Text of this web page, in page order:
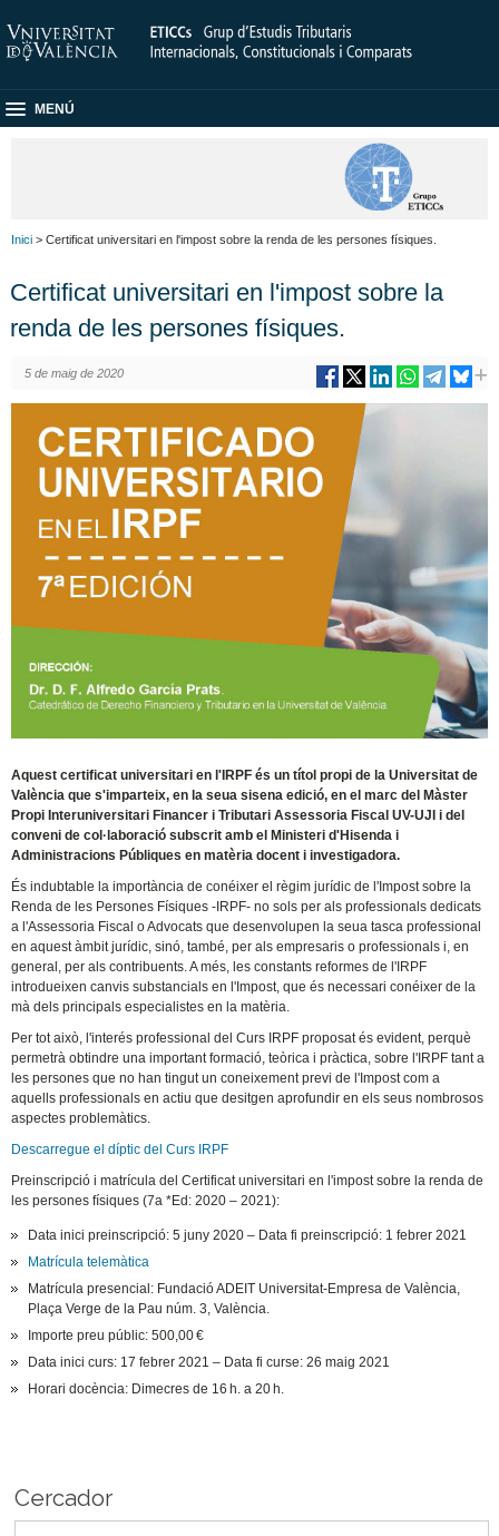
MENÚ
Inici > Certificat universitari en l'impost sobre la renda de les persones físiques.
Certificat universitari en l'impost sobre la
renda de les persones físiques.
5 de maig de 2020
Aquest certificat universitari en l'IRPF és un títol propi de la Universitat de
València que s'imparteix, en la seua sisena edició, en el marc del Màster
Propi Interuniversitari Financer i Tributari Assessoria Fiscal UV-UJI i del
conveni de col·laboració subscrit amb el Ministeri d'Hisenda i
Administracions Públiques en matèria docent i investigadora.
És indubtable la importància de conéixer el règim jurídic de l'Impost sobre la
Renda de les Persones Físiques -IRPF- no sols per als professionals dedicats
a l'Assessoria Fiscal o Advocats que desenvolupen la seua tasca professional
en aquest àmbit jurídic, sinó, també, per als empresaris o professionals i, en
general, per als contribuents. A més, les constants reformes de l'IRPF
introdueixen canvis substancials en l'Impost, que és necessari conéixer de la
mà dels principals especialistes en la matèria.
Per tot això, l'interés professional del Curs IRPF proposat és evident, perquè
permetrà obtindre una important formació, teòrica i pràctica, sobre l'IRPF tant a
les persones que no han tingut un coneixement previ de l'Impost com a
aquells professionals en actiu que desitgen aprofundir en els seus nombrosos
aspectes problemàtics.
Descarregue el díptic del Curs IRPF
Preinscripció i matrícula del Certificat universitari en l'impost sobre la renda de
les persones físiques (7a *Ed: 2020 – 2021):
Data inici preinscripció: 5 juny 2020 – Data fi preinscripció: 1 febrer 2021
Matrícula telemàtica
Matrícula presencial: Fundació ADEIT Universitat-Empresa de València,
Plaça Verge de la Pau núm. 3, València.
Importe preu públic: 500,00 €
Data inici curs: 17 febrer 2021 – Data fi curse: 26 maig 2021
Horari docència: Dimecres de 16 h. a 20 h.
Cercador